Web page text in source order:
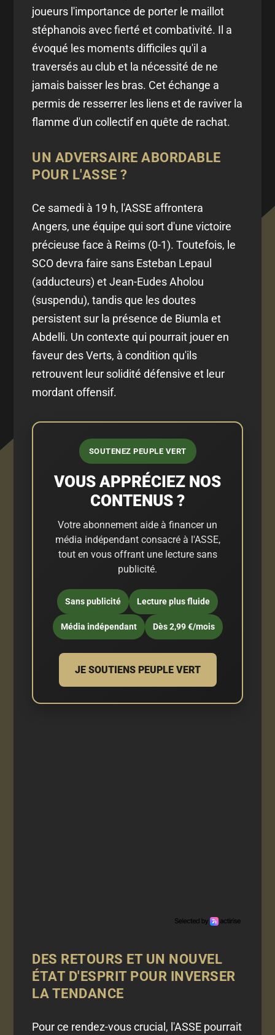
joueurs l'importance de porter le maillot
stéphanois avec fierté et combativité. Il a
évoqué les moments difficiles qu'il a
traversés au club et la nécessité de ne
jamais baisser les bras. Cet échange a
permis de resserrer les liens et de raviver la
flamme d'un collectif en quête de rachat.
UN ADVERSAIRE ABORDABLE
POUR L'ASSE ?
Ce samedi à 19 h, l'ASSE affrontera
Angers, une équipe qui sort d'une victoire
précieuse face à Reims (0-1). Toutefois, le
SCO devra faire sans Esteban Lepaul
(adducteurs) et Jean-Eudes Aholou
(suspendu), tandis que les doutes
persistent sur la présence de Biumla et
Abdelli. Un contexte qui pourrait jouer en
faveur des Verts, à condition qu'ils
retrouvent leur solidité défensive et leur
mordant offensif.
SOUTENEZ PEUPLE VERT
VOUS APPRÉCIEZ NOS
CONTENUS ?
Votre abonnement aide à financer un
média indépendant consacré à l'ASSE,
tout en vous offrant une lecture sans
publicité.
Sans publicité Lecture plus fluide
Média indépendant Dès 2,99 €/mois
JE SOUTIENS PEUPLE VERT
DES RETOURS ET UN NOUVEL
ÉTAT D'ESPRIT POUR INVERSER
LA TENDANCE
Pour ce rendez-vous crucial, l'ASSE pourrait